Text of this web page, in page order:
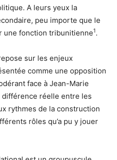
A leurs yeux la
peu importe que le
une fonction tribunitienne1.
sur les enjeux
comme une opposition
face à Jean-Marie
réelle entre les
rythmes de la construction
rôles qu’a pu y jouer